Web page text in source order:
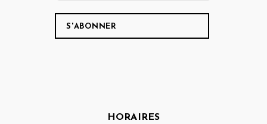
HORAIRES